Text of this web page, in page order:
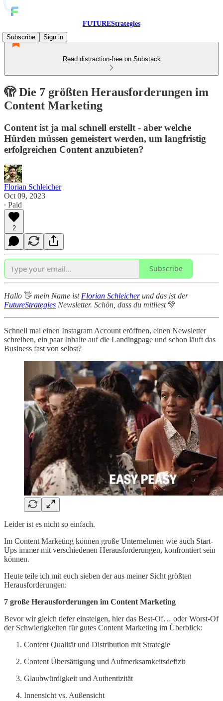
FUTUREStrategies
Subscribe
Sign in
Read distraction-free on Substack
🫣 Die 7 größten Herausforderungen im
Content Marketing
Content ist ja mal schnell erstellt - aber welche
Hürden müssen gemeistert werden, um langfristig
erfolgreichen Content anzubieten?
Florian Schleicher
Oct 09, 2023
∙ Paid
2
Subscribe
Hallo 👋 mein Name ist Florian Schleicherund das ist der
FutureStrategies Newsletter. Schön, dass du mitliest💚
Schnell mal einen Instagram Account eröffnen, einen Newsletter
schreiben, ein paar Inhalte auf die Landingpage und schon läuft das
Business fast von selbst?
Leider ist es nicht so einfach.
Im Content Marketing können große Unternehmen wie auch Start-
Ups immer mit verschiedenen Herausforderungen, konfrontiert sein
können.
Heute teile ich mit euch sieben der aus meiner Sicht größten
Herausforderungen:
7 große Herausforderungen im Content Marketing
Bevor wir gleich tiefer einsteigen, hier das Best-Of… oder Worst-Of
der Schwierigkeiten für gutes Content Marketing im Überblick:
Content Qualität und Distribution mit Strategie
Content Übersättigung und Aufmerksamkeitsdefizit
Glaubwürdigkeit und Authentizität
Innensicht vs. Außensicht